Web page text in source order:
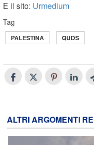
E il sito: Urmedium
Tag
PALESTINA QUDS
ALTRI ARGOMENTI